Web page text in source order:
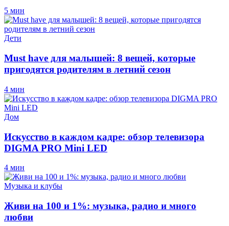
5 мин
Дети
Must have для малышей: 8 вещей, которые
пригодятся родителям в летний сезон
4 мин
Дом
Искусство в каждом кадре: обзор телевизора
DIGMA PRO Mini LED
4 мин
Музыка и клубы
Живи на 100 и 1%: музыка, радио и много
любви